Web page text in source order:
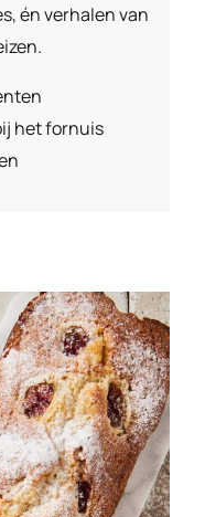
én verhalen van
het fornuis